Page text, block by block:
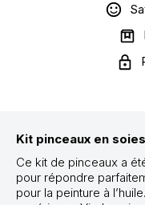
Kit pinceaux en
Ce kit de pinceaux a
pour répondre
pour la peinture à